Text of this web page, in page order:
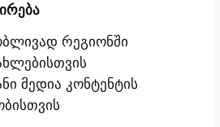
რეგიონში
მედია კონტენტის